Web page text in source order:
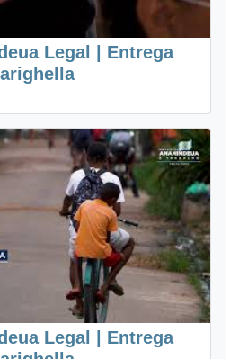
Legal | Entrega
Legal | Entrega